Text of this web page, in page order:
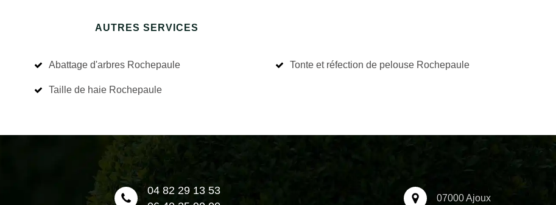
AUTRES SERVICES
Abattage d'arbres Rochepaule
Taille de haie Rochepaule
Tonte et réfection de pelouse Rochepaule
04 82 29 13 53
07000 Ajoux